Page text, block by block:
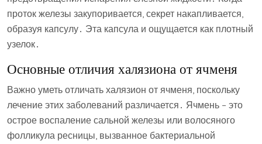
проток железы закупоривается, секрет накапливается,
образуя капсулу․ Эта капсула и ощущается как плотный
узелок․
Основные отличия халязиона от ячменя
Важно уметь отличать халязион от ячменя, поскольку
лечение этих заболеваний различается․ Ячмень – это
острое воспаление сальной железы или волосяного
фолликула ресницы, вызванное бактериальной